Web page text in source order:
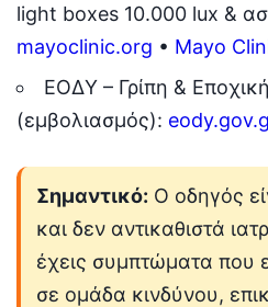
light boxes 10.000 lux &
mayoclinic.org • Mayo
ΕΟΔΥ – Γρίπη &
(εμβολιασμός):
Σημαντικό: Ο οδηγός
και δεν αντικαθιστά
έχεις συμπτώματα που
σε ομάδα κινδύνου,